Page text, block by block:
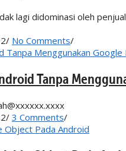
lagi didominasi oleh
/ No Comments/
Tanpa
/ 3 Comments/